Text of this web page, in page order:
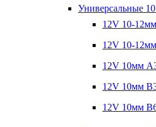
Универсальные
12V 10-
12V 10-
12V 10мм
12V 10мм
12V 10мм